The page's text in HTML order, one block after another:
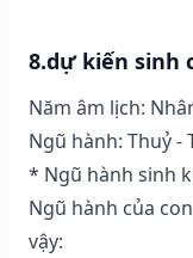
8.dự kiến sinh
Năm âm lịch:
Ngũ hành: Thuỷ
* Ngũ hành sinh
Ngũ hành của
vậy: